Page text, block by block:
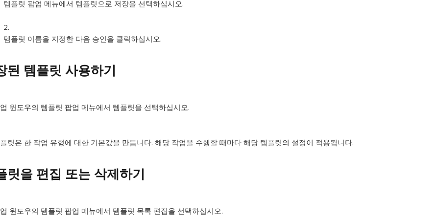
템플릿 팝업 메뉴에서 템플릿으로 저장을 선택하십시오.
템플릿 이름을 지정한 다음 승인을 클릭하십시오.
된 템플릿 사용하기
윈도우의 템플릿 팝업 메뉴에서 템플릿을 선택하십시오.
릿은 한 작업 유형에 대한 기본값을 만듭니다. 해당 작업을 수행할 때마다 해당 템플릿의 설정이 적용됩니다.
릿을 편집 또는 삭제하기
윈도우의 템플릿 팝업 메뉴에서 템플릿 목록 편집을 선택하십시오.